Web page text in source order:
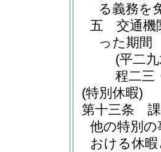
る義務を
五
交通機
った期間
(平二
程二三
(特別休暇)
第十三条
他の特別
おける休